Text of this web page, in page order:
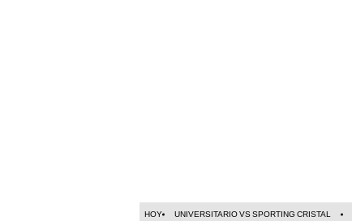
HOY UNIVERSITARIO VS SPORTING CRISTAL